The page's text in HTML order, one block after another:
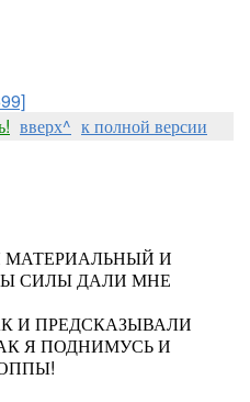
вверх^ к полной версии
И
СИЛЫ ДАЛИ МНЕ
И ПРЕДСКАЗЫВАЛИ
Я ПОДНИМУСЬ И